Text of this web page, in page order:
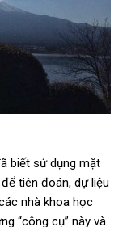
biết sử dụng mặt
tiên đoán, dự liệu
nhà khoa học
“công cụ” này và